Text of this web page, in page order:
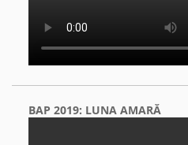
BAP 2019: LUNA AMARĂ